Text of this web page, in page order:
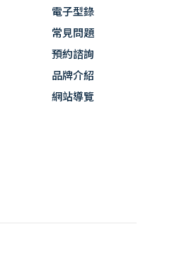
電子型錄
常見問題
預約諮詢
品牌介紹
網站導覽